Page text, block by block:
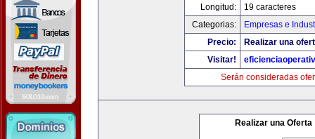
Longitud:
19 caracteres
Categorias:
Empresas e
Precio:
Realizar una
Visitar!
Serán consideradas
Realizar una Oferta